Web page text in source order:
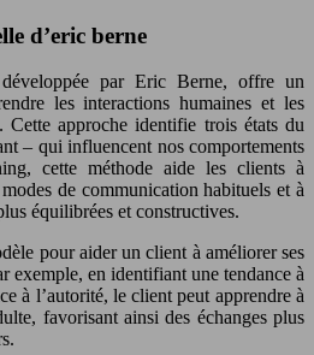
d’eric berne
développée par Eric Berne, offre un
les interactions humaines et les
Cette approche identifie trois états du
– qui influencent nos comportements
cette méthode aide les clients à
de communication habituels et à
équilibrées et constructives.
pour aider un client à améliorer ses
exemple, en identifiant une tendance à
à l’autorité, le client peut apprendre à
favorisant ainsi des échanges plus